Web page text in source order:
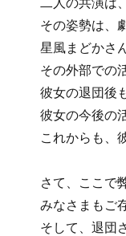
その姿勢は、
星風まどかさ
その外部での
彼女の退団後
彼女の今後の
これからも、
さて、ここで
みなさまもご
そして、退団